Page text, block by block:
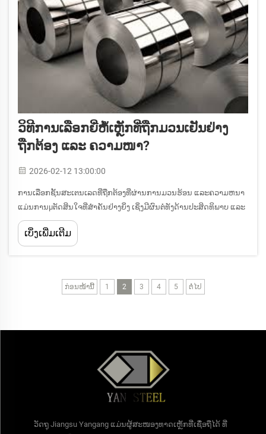
ວິທີການເລືອກຍີ່ຫໍ້ເຫຼັກທີ່ຖືກມວນເຢັນຢ່າງ
ຖືກຕ້ອງ ແລະ ຄວາມໜາ?
2026-02-12 13:00:00
ການເລືອກຊັ້ນສະເຕນເລດທີ່ຖືກຕ້ອງທີ່ຜ່ານການມວນຮ້ອນ ແລະຄວາມຫນາ
ແມ່ນການμຕັດສິນໃຈທີ່ສຳຄັນຢ່າງຍິ່ງ ເຊິ່ງມີຜົນຕໍ່ທັງດ້ານປະສິດທິພາບ ແລະ
ປະສິດທິຜົນດ້ານຕົ້ນທຶນຂອງການຜະລິດ. ວິສະວະກອນ ແລະ ຜູ້ຊ່ຽວຊານ
ດ້ານການຈັດຊື້ຕ້ອງເຂົ້າໃຈ ແລະ ຈັດການກັບຂໍ້ກຳນົດທີ່ມີຫຼາຍປະເພດ...
ເບິ່ງເພີ່ມເຕີມ
ກ່ອນໜ້ານີ້ 1 2 3 4 5 ຕໍ່ໄປ
ວັດຖຸ Jiangsu Yangang ແມ່ນຜູ້ສະໜອງທາດເຫຼັກທີ່ເຊື່ອຖືໄດ້ ທີ່